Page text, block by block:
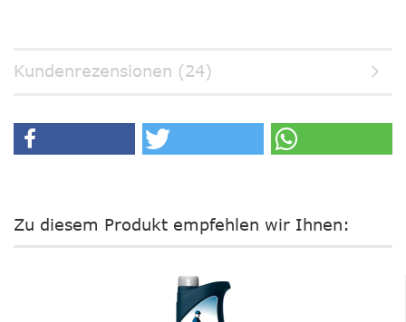
Kundenrezensionen (24)
Zu diesem Produkt empfehlen wir Ihnen: